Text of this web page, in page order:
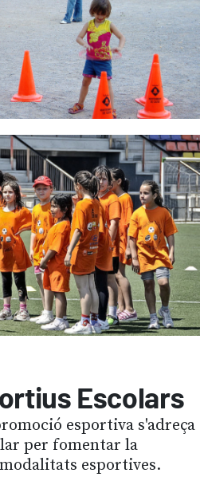
Escolars
esportiva s'adreça
per fomentar la
esportives.